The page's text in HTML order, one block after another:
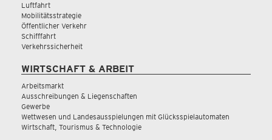
Luftfahrt
Mobilitätsstrategie
Öffentlicher Verkehr
Schifffahrt
Verkehrssicherheit
WIRTSCHAFT & ARBEIT
Arbeitsmarkt
Ausschreibungen & Liegenschaften
Gewerbe
Wettwesen und Landesausspielungen mit Glücksspielautomaten
Wirtschaft, Tourismus & Technologie